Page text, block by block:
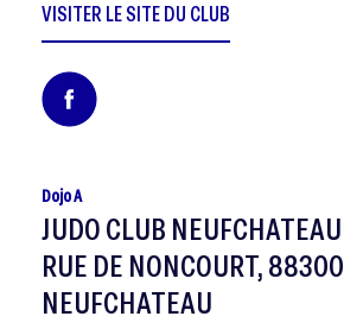
VISITER LE SITE DU CLUB
Dojo A
JUDO CLUB NEUFCHATEAU
RUE DE NONCOURT, 88300
NEUFCHATEAU